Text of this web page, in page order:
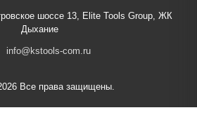
шоссе 13, Elite Tools Group, ЖК
Дыхание
info@kstools-com.ru
Все права защищены.